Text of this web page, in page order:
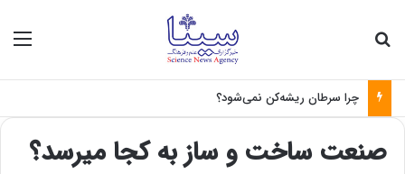
چرا سرطان ریشه‌کن نمی‌شود؟
صنعت ساخت و ساز به کجا میرسد؟